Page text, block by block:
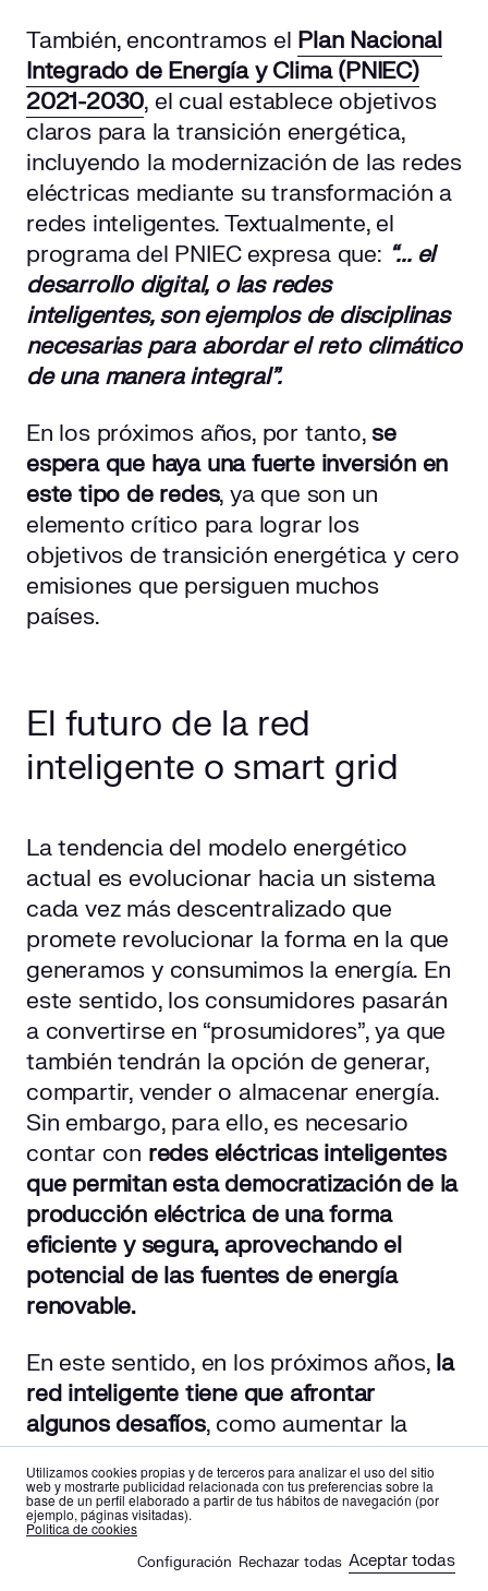
Utilizamos cookies propias y de terceros para analizar el uso del sitio
web y mostrarte publicidad relacionada con tus preferencias sobre la
base de un perfil elaborado a partir de tus hábitos de navegación (por
ejemplo, páginas visitadas).
Politica de cookies
Configuración Aceptar todas
Rechazar todas
es en
También, encontramos el Plan Nacional
Integrado de Energía y Clima (PNIEC)
2021-2030, el cual establece objetivos
claros para la transición energética,
incluyendo la modernización de las redes
eléctricas mediante su transformación a
redes inteligentes. Textualmente, el
programa del PNIEC expresa que: “... el
desarrollo digital, o las redes
inteligentes, son ejemplos de disciplinas
necesarias para abordar el reto climático
de una manera integral”.
En los próximos años, por tanto,se
espera que haya una fuerte inversión en
este tipo de redes, ya que son un
elemento crítico para lograr los
objetivos de transición energética y cero
emisiones que persiguen muchos
países.
El futuro de la red
inteligente o smart grid
La tendencia del modelo energético
actual es evolucionar hacia un sistema
cada vez más descentralizado que
promete revolucionar la forma en la que
generamos y consumimos la energía. En
este sentido, los consumidores pasarán
a convertirse en “prosumidores”, ya que
también tendrán la opción de generar,
compartir, vender o almacenar energía.
Sin embargo, para ello, es necesario
contar con redes eléctricas inteligentes
que permitan esta democratización de la
producción eléctrica de una forma
eficiente y segura, aprovechando el
potencial de las fuentes de energía
renovable.
En este sentido, en los próximos años, la
red inteligente tiene que afrontar
algunos desafíos, como aumentar la
capacidad de generación renovable y
descentralizada, extender la
electrificación a otros usos (transporte,
climatización, etc.) y adaptarse a la
nueva demanda de los consumidores.